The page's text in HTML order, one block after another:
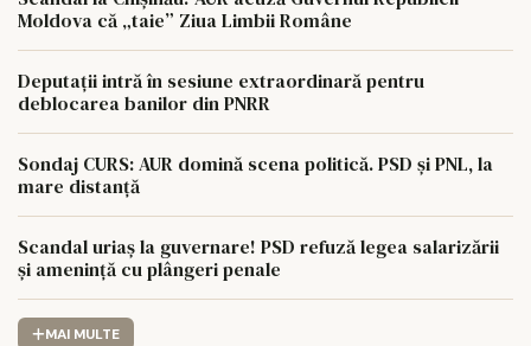
Moldova că „taie” Ziua Limbii Române
Deputații intră în sesiune extraordinară pentru
deblocarea banilor din PNRR
Sondaj CURS: AUR domină scena politică. PSD și PNL, la
mare distanță
Scandal uriaș la guvernare! PSD refuză legea salarizării
și amenință cu plângeri penale
MAI MULTE